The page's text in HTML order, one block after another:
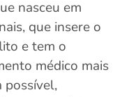
nasceu em
que insere o
e tem o
médico mais
possível,